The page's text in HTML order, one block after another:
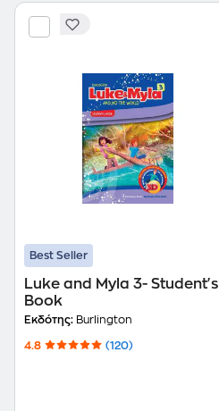
Best Seller
Luke and Myla 3- Student's
Book
Εκδότης: Burlington
4.8 (120)